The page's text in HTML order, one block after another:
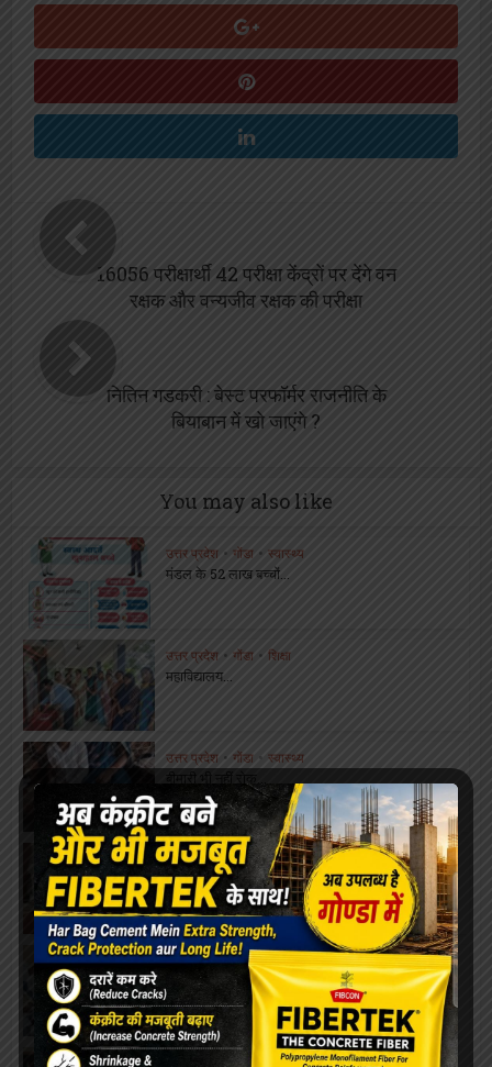
16056 परीक्षार्थी 42 परीक्षा केंद्रों पर देंगे वन
रक्षक और वन्यजीव रक्षक की परीक्षा
नितिन गडकरी : बेस्ट परफॉर्मर राजनीति के
बियाबान में खो जाएंगे ?
You may also like
उत्तर प्रदेश • गोंडा • स्वास्थ्य
मंडल के 52 लाख बच्चों...
उत्तर प्रदेश • गोंडा • शिक्षा
महाविद्यालय...
उत्तर प्रदेश • गोंडा स्वास्थ्य
उत्तर प्रदेश • गोंडा • शिक्षा
ओरिएंटेशन डे का भब्य...
उत्तर प्रदेश • गोंडा • लाइफस्टाइल
सफाईकर्मियों की...
• गोंडा यात्रा